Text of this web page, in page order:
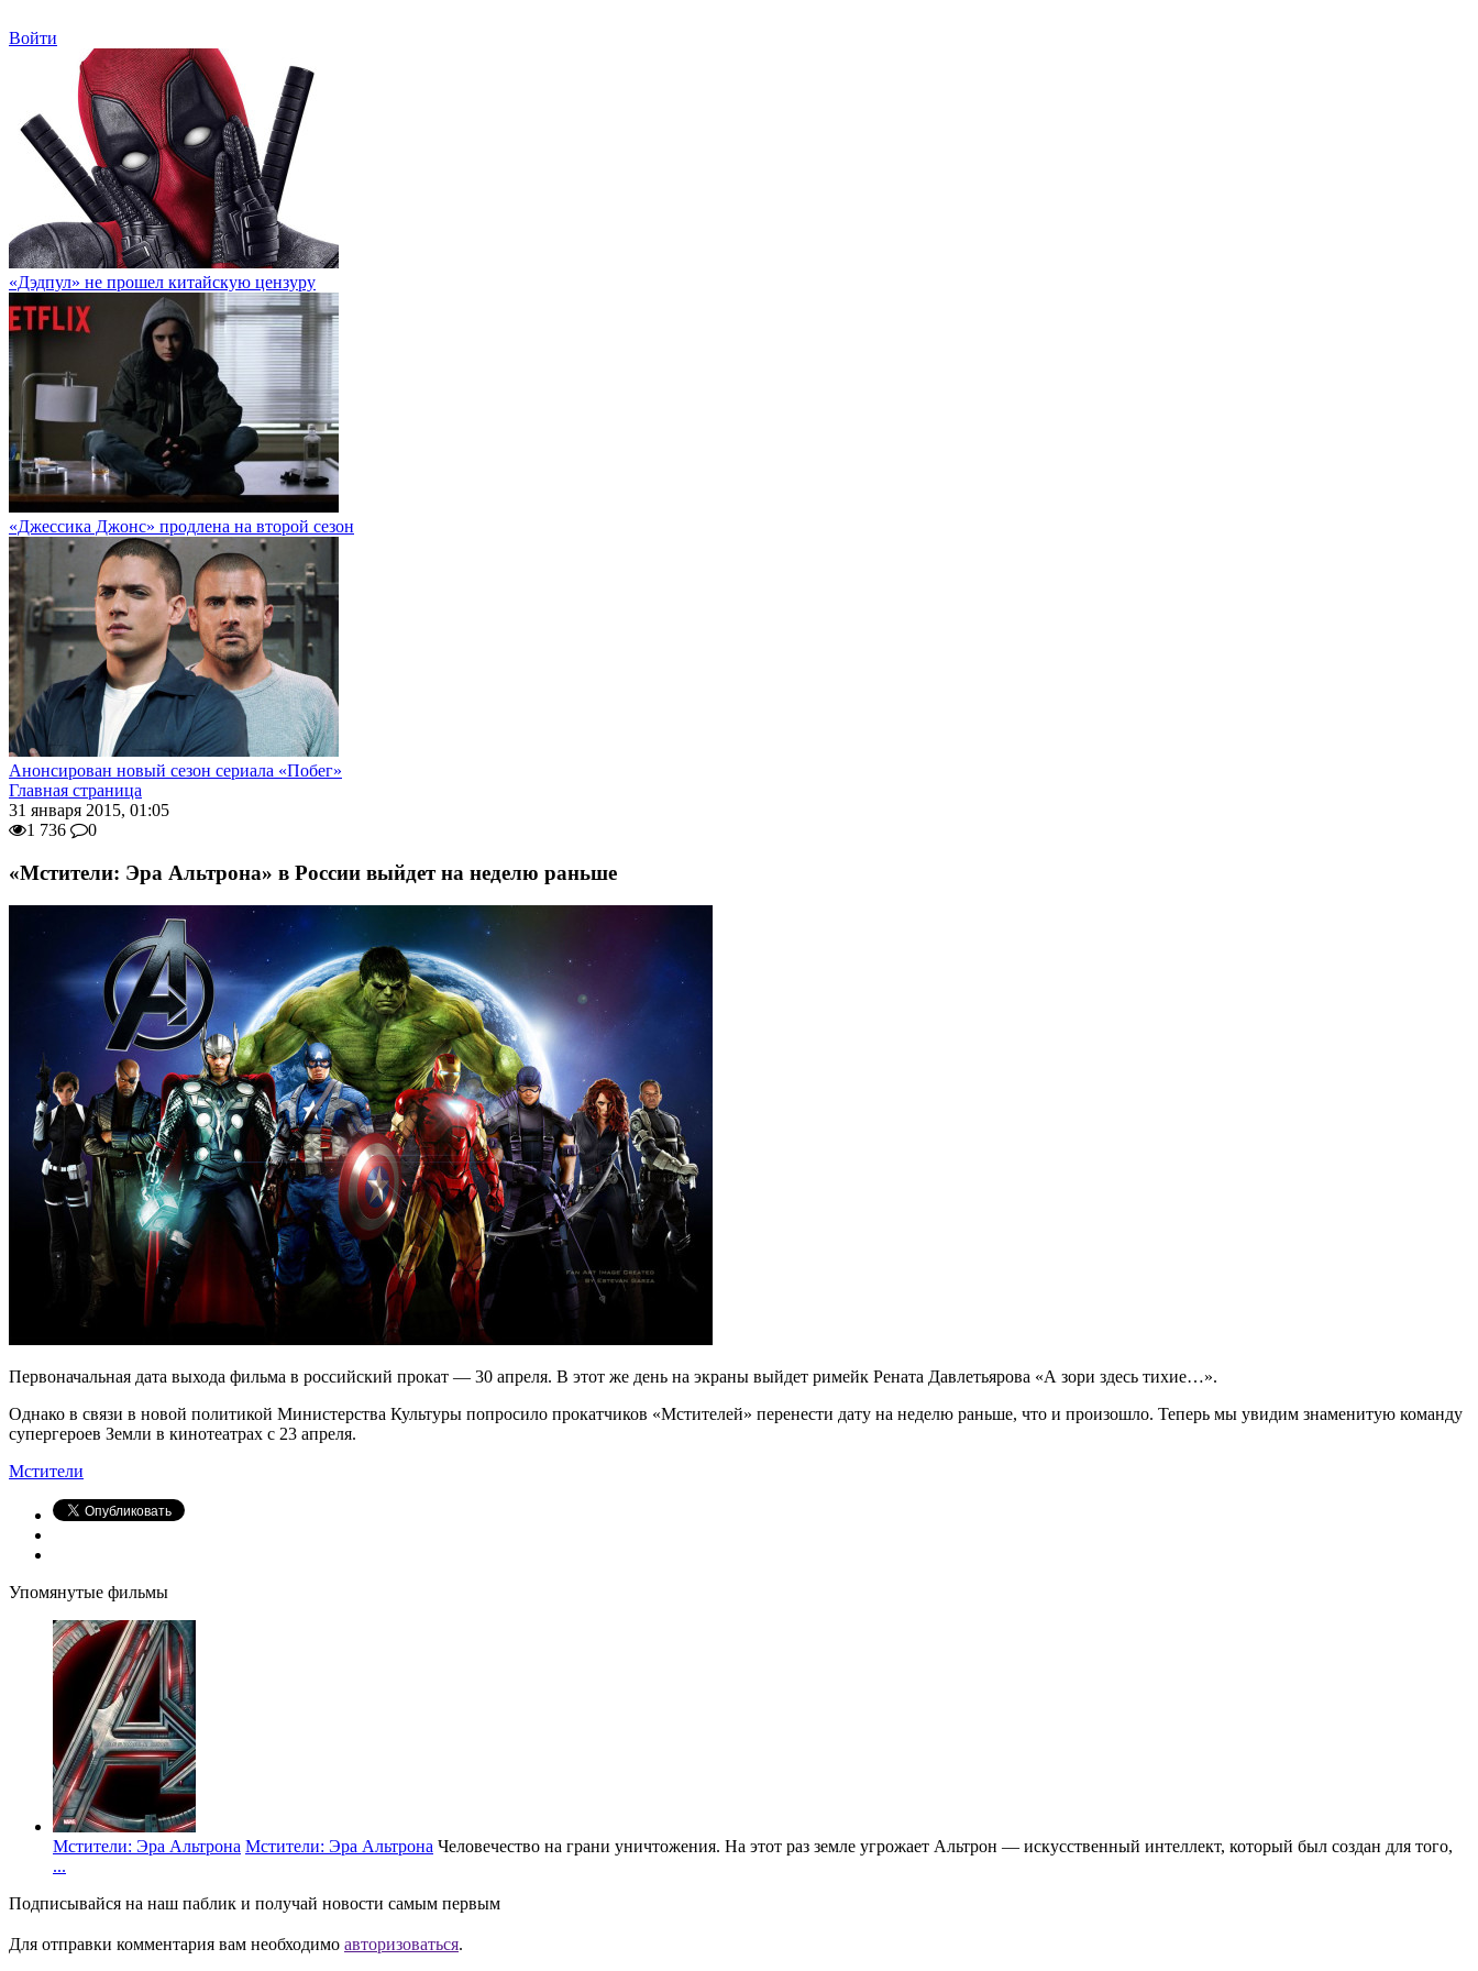
Войти
«Дэдпул» не прошел китайскую цензуру
«Джессика Джонс» продлена на второй сезон
Анонсирован новый сезон сериала «Побег»
Главная страница
31 января 2015, 01:05
1 736
0
«Мстители: Эра Альтрона» в России выйдет на неделю раньше
Первоначальная дата выхода фильма в российский прокат — 30 апреля. В этот же день на экраны выйдет римейк Рената Давлетьярова «А зори здесь тихие…».
Однако в связи в новой политикой Министерства Культуры попросило прокатчиков «Мстителей» перенести дату на неделю раньше, что и произошло. Теперь мы увидим знаменитую команду
супергероев Земли в кинотеатрах с 23 апреля.
Мстители
Упомянутые фильмы
Мстители: Эра Альтрона Мстители: Эра Альтрона Человечество на грани уничтожения. На этот раз земле угрожает Альтрон — искусственный интеллект, который был создан для того,
...
Подписывайся на наш паблик и получай новости самым первым
Для отправки комментария вам необходимо авторизоваться.